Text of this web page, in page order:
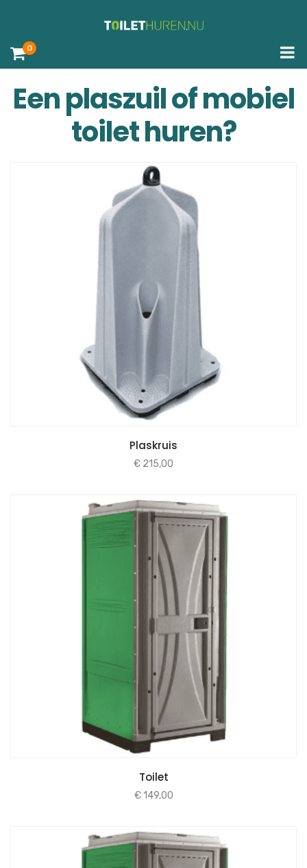
0
Een plaszuil of mobiel
toilet huren?
Plaskruis
€ 215,00
Toilet
€149,00